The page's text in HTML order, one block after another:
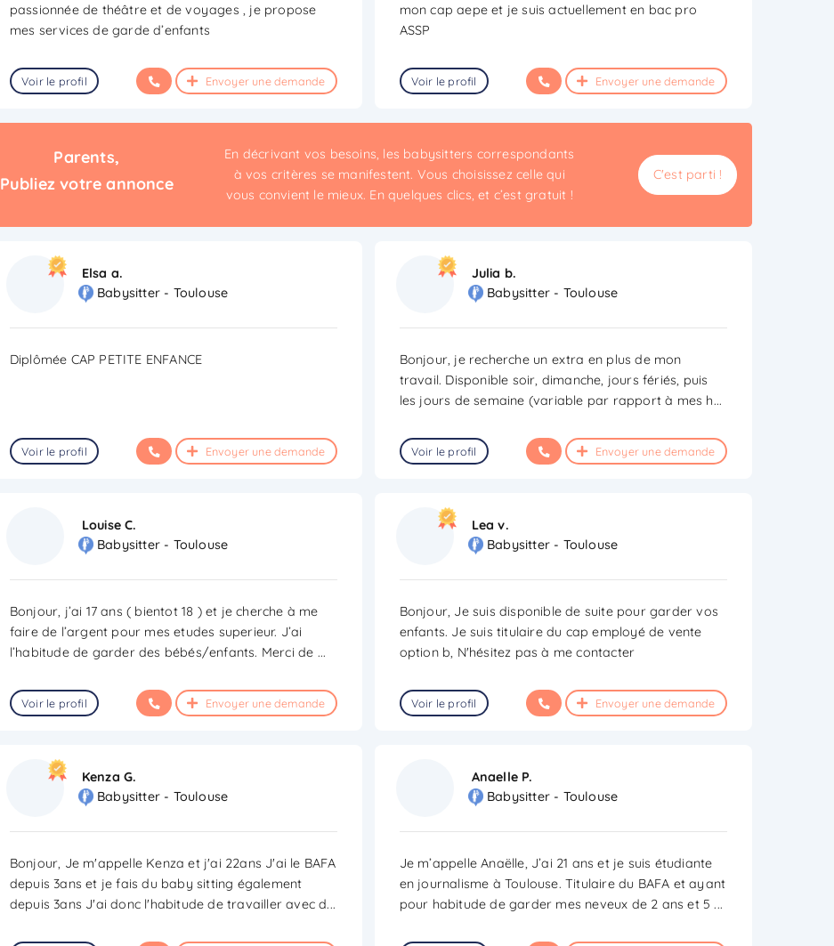
passionnée de théâtre et de voyages , je propose
mes services de garde d’enfants
Voir le profil Envoyer une demande
mon cap aepe et je suis actuellement en bac pro
ASSP
Voir le profil Envoyer une demande
Parents,
Publiez votre annonce
En décrivant vos besoins, les babysitters correspondants
à vos critères se manifestent. Vous choisissez celle qui
vous convient le mieux. En quelques clics, et c’est gratuit !
C'est parti !
Elsa a.
Babysitter - Toulouse
Diplômée CAP PETITE ENFANCE
Voir le profil Envoyer une demande
Julia b.
Babysitter - Toulouse
Bonjour, je recherche un extra en plus de mon
travail. Disponible soir, dimanche, jours fériés, puis
les jours de semaine (variable par rapport à mes h...
Voir le profil Envoyer une demande
Louise C.
Babysitter - Toulouse
Bonjour, j’ai 17 ans ( bientot 18 ) et je cherche à me
faire de l’argent pour mes etudes superieur. J’ai
l’habitude de garder des bébés/enfants. Merci de ...
Voir le profil Envoyer une demande
Lea v.
Babysitter - Toulouse
Bonjour, Je suis disponible de suite pour garder vos
enfants. Je suis titulaire du cap employé de vente
option b, N'hésitez pas à me contacter
Voir le profil Envoyer une demande
Kenza G.
Babysitter - Toulouse
Bonjour, Je m'appelle Kenza et j'ai 22ans J'ai le BAFA
depuis 3ans et je fais du baby sitting également
depuis 3ans J'ai donc l'habitude de travailler avec d...
Anaelle P.
Babysitter - Toulouse
Je m’appelle Anaëlle, J’ai 21 ans et je suis étudiante
en journalisme à Toulouse. Titulaire du BAFA et ayant
pour habitude de garder mes neveux de 2 ans et 5 ...